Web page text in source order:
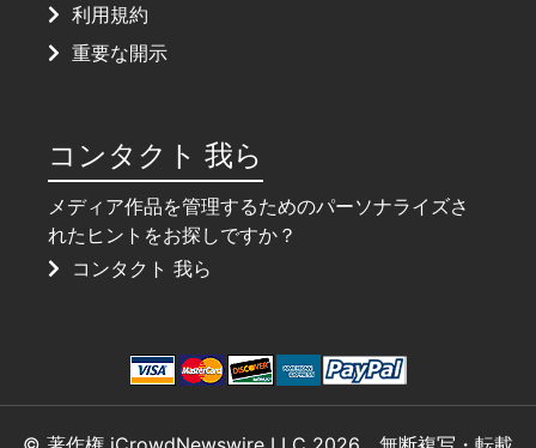
利用規約
重要な開示
コンタクト 我ら
メディア作品を管理するためのパーソナライズさ
れたヒントをお探しですか？
コンタクト 我ら